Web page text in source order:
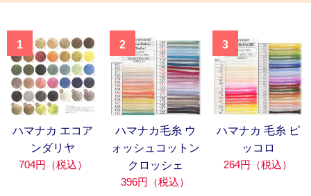
1
ハマナカ エコア
ンダリヤ
704円（税込）
2
ハマナカ毛糸 ウ
ォッシュコットン
クロッシェ
396円（税込）
3
ハマナカ 毛糸 ピ
ッコロ
264円（税込）